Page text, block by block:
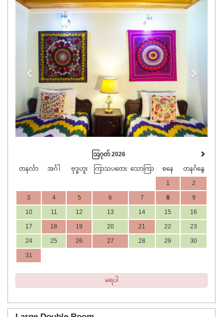
Previous Next
ဩဂုတ် 2026
တနင်္လာ အင်္ဂါ ဗုဒ္ဓဟူး ကြာသပတေး သောကြာ စနေ တနင်္ဂနွေ
1 2
3 4 5 6 7 8 9
10 11 12 13 14 15 16
17 18 19 20 21 22 23
24 25 26 27 28 29 30
31
မရပါ